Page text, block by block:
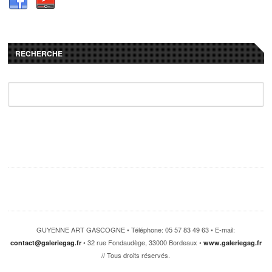
RECHERCHE
GUYENNE ART GASCOGNE • Téléphone: 05 57 83 49 63 • E-mail:
contact@galeriegag.fr• 32 rue Fondaudège, 33000 Bordeaux • www.galeriegag.fr
// Tous droits réservés.